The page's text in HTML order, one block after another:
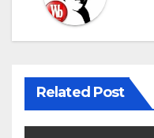
Related Post